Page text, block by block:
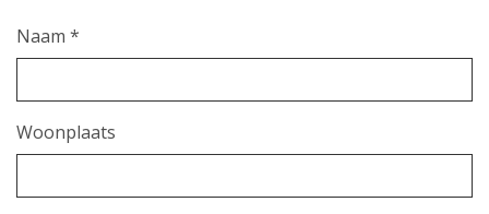
Naam *
Woonplaats